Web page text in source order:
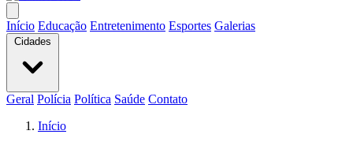
Início Educação Entretenimento Esportes Galerias
Cidades
Geral Polícia Política Saúde Contato
Início